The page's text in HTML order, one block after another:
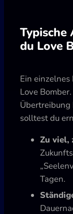
Typische
du Love
Ein
Love
Übertreibung
solltest du
Zu viel,
Tagen.